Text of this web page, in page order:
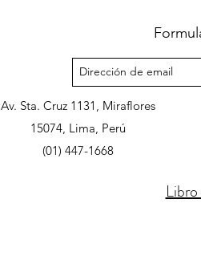
Av. Sta. Cruz 1131, Miraflores
15074, Lima, Perú
(01) 447-1668